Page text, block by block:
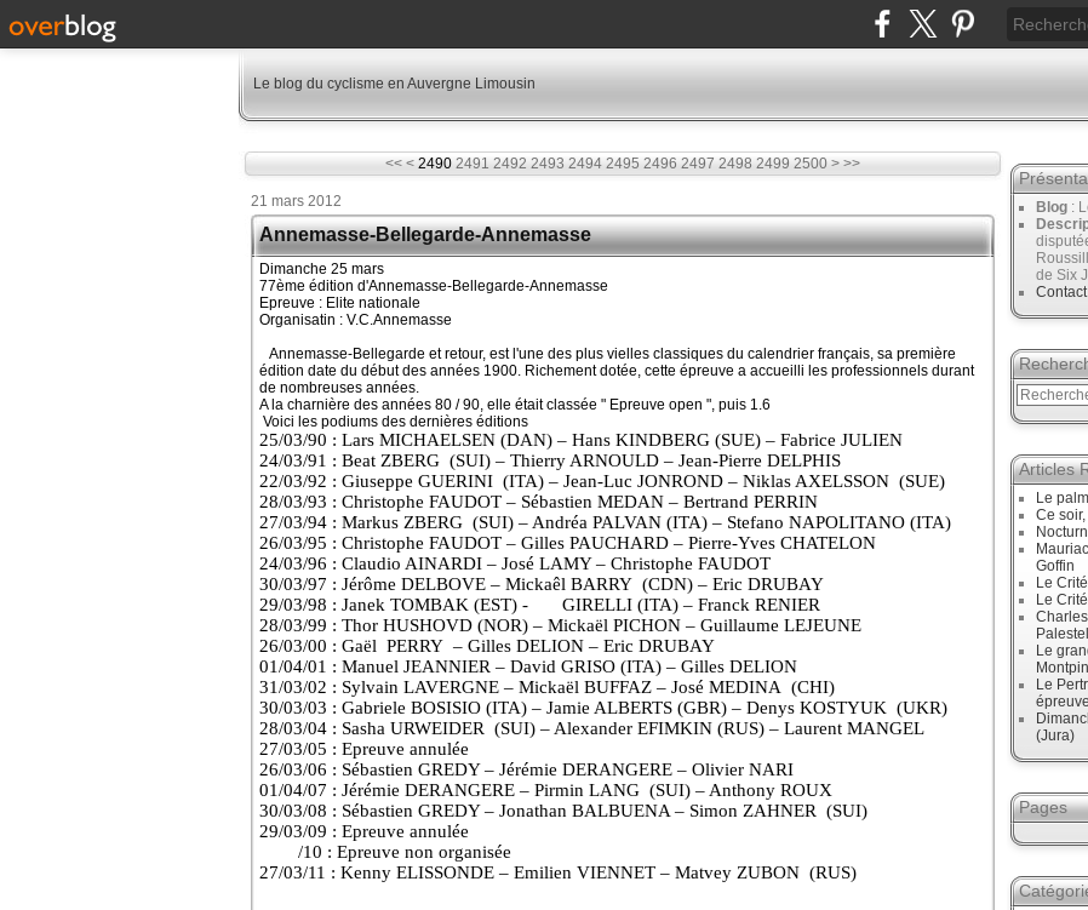
Le blog du cyclisme en Auvergne Limousin
<< < 2400
2410
2420
2430
2440
2450
2460
2470
2480
2490 2491 2492 2493 2494 2495 2496 2497 2498 2499 2500 2600
2700
> >>
21 mars 2012
Annemasse-Bellegarde-Annemasse
Dimanche 25 mars
77ème édition d'Annemasse-Bellegarde-Annemasse
Epreuve : Elite nationale
Organisatin : V.C.Annemasse
Annemasse-Bellegarde et retour, est l'une des plus vielles classiques du calendrier français, sa première
édition date du début des années 1900. Richement dotée, cette épreuve a accueilli les professionnels durant
de nombreuses années.
A la charnière des années 80 / 90, elle était classée " Epreuve open ", puis 1.6
Voici les podiums des dernières éditions
25/03/90 : Lars MICHAELSEN (DAN) – Hans KINDBERG (SUE) – Fabrice JULIEN
24/03/91 : Beat ZBERG (SUI) – Thierry ARNOULD – Jean-Pierre DELPHIS
22/03/92 : Giuseppe GUERINI (ITA) – Jean-Luc JONROND – Niklas AXELSSON (SUE)
28/03/93 : Christophe FAUDOT – Sébastien MEDAN – Bertrand PERRIN
27/03/94 : Markus ZBERG (SUI) – Andréa PALVAN (ITA) – Stefano NAPOLITANO (ITA)
26/03/95 : Christophe FAUDOT – Gilles PAUCHARD – Pierre-Yves CHATELON
24/03/96 : Claudio AINARDI – José LAMY – Christophe FAUDOT
30/03/97 : Jérôme DELBOVE – Mickaêl BARRY (CDN) – Eric DRUBAY
29/03/98 : Janek TOMBAK (EST) -
GIRELLI (ITA) – Franck RENIER
28/03/99 : Thor HUSHOVD (NOR) – Mickaël PICHON – Guillaume LEJEUNE
26/03/00 : Gaël PERRY – Gilles DELION – Eric DRUBAY
01/04/01 : Manuel JEANNIER – David GRISO (ITA) – Gilles DELION
31/03/02 : Sylvain LAVERGNE – Mickaël BUFFAZ – José MEDINA (CHI)
30/03/03 : Gabriele BOSISIO (ITA) – Jamie ALBERTS (GBR) – Denys KOSTYUK (UKR)
28/03/04 : Sasha URWEIDER (SUI) – Alexander EFIMKIN (RUS) – Laurent MANGEL
27/03/05 : Epreuve annulée
26/03/06 : Sébastien GREDY – Jérémie DERANGERE – Olivier NARI
01/04/07 : Jérémie DERANGERE – Pirmin LANG (SUI) – Anthony ROUX
30/03/08 : Sébastien GREDY – Jonathan BALBUENA – Simon ZAHNER (SUI)
29/03/09 : Epreuve annulée
/10 : Epreuve non organisée
27/03/11 : Kenny ELISSONDE – Emilien VIENNET – Matvey ZUBON (RUS)
Blog :
de Six
Contact
Articles
Le
Ce
Goffin
Le
Le
Le
Le
(Jura)
Pages